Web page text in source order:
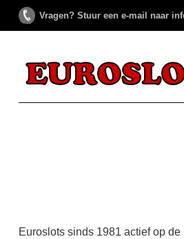
Vragen? Stuur een e-mail naar
Euroslots sinds 1981 actief op